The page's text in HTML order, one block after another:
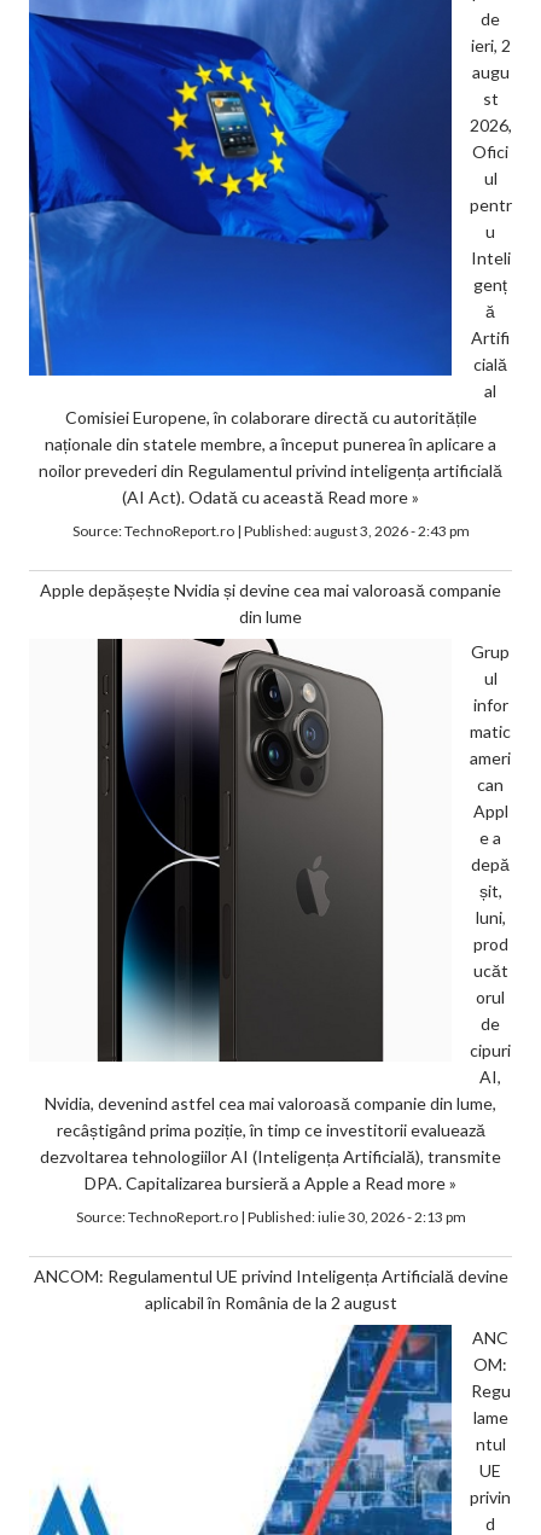
de
ieri, 2
augu
st
2026,
Ofici
ul
pentr
u
Inteli
genț
ă
Artifi
cială
al
Comisiei Europene, în colaborare directă cu autoritățile
naționale din statele membre, a început punerea în aplicare a
noilor prevederi din Regulamentul privind inteligența artificială
(AI Act). Odată cu această Read more »
Source:TechnoReport.ro| Published:august 3, 2026 - 2:43 pm
Apple depășește Nvidia și devine cea mai valoroasă companie
din lume
Grup
ul
infor
matic
ameri
can
Appl
e a
depă
șit,
luni,
prod
ucăt
orul
de
cipuri
AI,
Nvidia, devenind astfel cea mai valoroasă companie din lume,
recâștigând prima poziție, în timp ce investitorii evaluează
dezvoltarea tehnologiilor AI (Inteligența Artificială), transmite
DPA. Capitalizarea bursieră a Apple a Read more »
Source:TechnoReport.ro| Published:iulie 30, 2026 - 2:13 pm
ANCOM: Regulamentul UE privind Inteligența Artificială devine
aplicabil în România de la 2 august
ANC
OM:
Regu
lame
ntul
UE
privin
d